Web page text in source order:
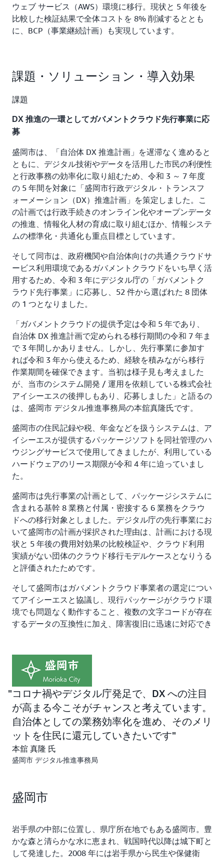
ウェブ サービス（AWS）環境に移行。現状と 5 年後を
比較した検証結果で全体コストを 8% 削減するととも
に、BCP（事業継続計画）も実現しています。
課題・ソリューション・導入効果
課題
DX 推進の一環としてガバメントクラウド先行事業に応
募
盛岡市は、「自治体 DX 推進計画」を遅滞なく進めると
ともに、デジタル技術やデータを活用した市民の利便性
と行政事務の効率化に取り組むため、令和 3 ～ 7 年度
の 5 年間を対象に「盛岡市行政デジタル・トランスフ
ォーメーション（DX）推進計画」を策定しました。こ
の計画では行政手続きのオンライン化やオープンデータ
の推進、情報化人材の育成に取り組むほか、情報システ
ムの標準化・共通化も重点目標としています。
そして同市は、政府機関や自治体向けの共通クラウドサ
ービス利用環境であるガバメントクラウドをいち早く活
用するため、令和 3 年にデジタル庁の「ガバメントク
ラウド先行事業」に応募し、52 件から選ばれた 8 団体
の 1 つとなりました。
「ガバメントクラウドの提供予定は令和 5 年であり、
自治体 DX 推進計画で定められる移行期間の令和 7 年ま
で 3 年間しかありません。しかし、先行事業に参加す
れば令和 3 年から使えるため、経験を積みながら移行
作業期間を確保できます。当初は様子見も考えました
が、当市のシステム開発 / 運用を依頼している株式会社
アイシーエスの後押しもあり、応募しました」と語るの
は、盛岡市 デジタル推進事務局の本舘真隆氏です。
盛岡市の住民記録や税、年金などを扱うシステムは、ア
イシーエスが提供するパッケージソフトを同社管理のハ
ウジングサービスで使用してきましたが、利用している
ハードウェアのリース期限が令和 4 年に迫っていまし
た。
盛岡市は先行事業の計画として、パッケージシステムに
含まれる基幹 8 業務と付属・密接する 6 業務をクラウ
ドへの移行対象としました。デジタル庁の先行事業にお
いて盛岡市の計画が採択された理由は、計画における現
状と 5 年後の費用対効果の比較検証や、クラウド利用
実績がない団体のクラウド移行モデルケースとなりうる
と評価されたためです。
そして盛岡市はガバメントクラウド事業者の選定につい
てアイシーエスと協議し、現行パッケージがクラウド環
境でも問題なく動作すること、複数の文字コードが存在
するデータの互換性に加え、障害復旧に迅速に対応でき
ソリューション
コードを用いた設定によって、インフラ配備を効率化
盛岡市は令和 3（2021）年の 9 月頃からガバメントク
ラウド移行を開始しました。デジタル庁とも調整しなが
ら、翌年 6 月頃に AWS 上にテスト環境を構築。その後
テストと本番環境の構築を経て、窓口を休止する年末年
始の 3 日間を使って移行を実施。令和 5 年 1 月 4 日か
本番システムは、AWS の東京リージョン内の論理的に
象とならない他のシステムとの連携は、盛岡市の庁舎に
あるサーバー室と専用線で接続して行います。
コロナ禍やデジタル庁発足で、DX への注目
が高まる今こそがチャンスと考えています。
自治体としての業務効率化を進め、そのメリ
ットを住民に還元していきたいです
本舘 真隆 氏
盛岡市 デジタル推進事務局
盛岡市
岩手県の中部に位置し、県庁所在地でもある盛岡市。豊
かな森と清らかな水に恵まれ、戦国時代以降は城下町と
して発達した。2008 年には岩手県から民生や保健衛